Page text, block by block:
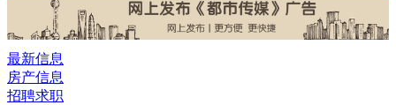
最新信息
房产信息
招聘求职